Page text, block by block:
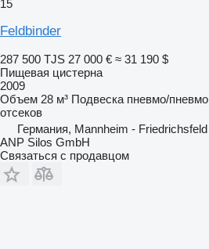
15
Feldbinder
287 500 TJS 27 000 € ≈ 31 190 $
Пищевая цистерна
2009
Объем 28 м³ Подвеска пневмо/пневмо
отсеков
Германия, Mannheim - Friedrichsfeld
ANP Silos GmbH
Связаться с продавцом